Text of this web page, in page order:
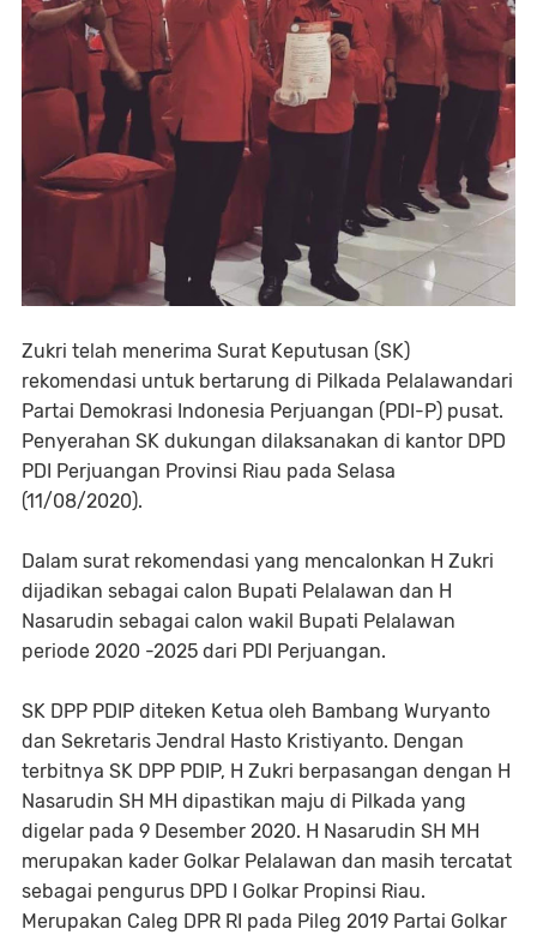
Zukri telah menerima Surat Keputusan (SK)
rekomendasi untuk bertarung di Pilkada Pelalawandari
Partai Demokrasi Indonesia Perjuangan (PDI-P) pusat.
Penyerahan SK dukungan dilaksanakan di kantor DPD
PDI Perjuangan Provinsi Riau pada Selasa
(11/08/2020).
Dalam surat rekomendasi yang mencalonkan H Zukri
dijadikan sebagai calon Bupati Pelalawan dan H
Nasarudin sebagai calon wakil Bupati Pelalawan
periode 2020 -2025 dari PDI Perjuangan.
SK DPP PDIP diteken Ketua oleh Bambang Wuryanto
dan Sekretaris Jendral Hasto Kristiyanto. Dengan
terbitnya SK DPP PDIP, H Zukri berpasangan dengan H
Nasarudin SH MH dipastikan maju di Pilkada yang
digelar pada 9 Desember 2020. H Nasarudin SH MH
merupakan kader Golkar Pelalawan dan masih tercatat
sebagai pengurus DPD I Golkar Propinsi Riau.
Merupakan Caleg DPR RI pada Pileg 2019 Partai Golkar